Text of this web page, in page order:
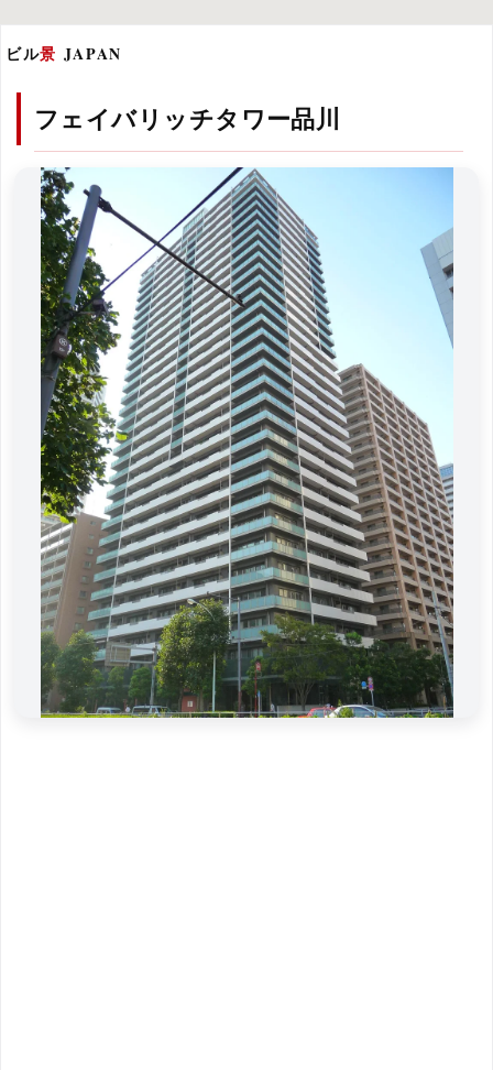
ビル景 JAPAN
フェイバリッチタワー品川